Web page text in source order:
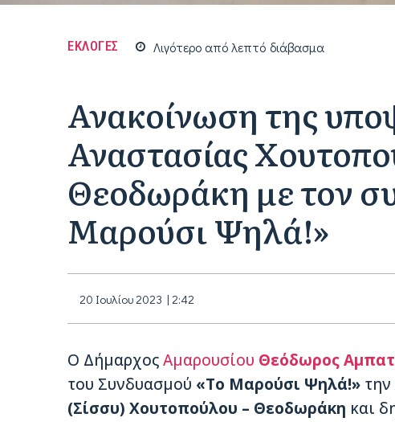
ΕΚΛΟΓΕΣ Λιγότερο απόλεπτό διάβασμα
Ανακοίνωση της
Αναστασίας
Θεοδωράκη με τον
Μαρούσι Ψηλά!»
20 Ιουλίου 2023 | 2:42
Ο ΔήμαρχοςΑμαρουσίου Θεόδωρος
του Συνδυασμού «Το Μαρούσι Ψηλά!»
(Σίσσυ) Χουτοπούλου – Θεοδωράκη και